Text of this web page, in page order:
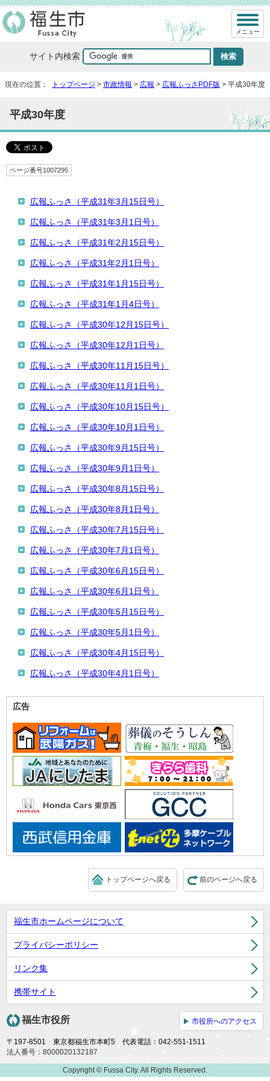
サイト内検索
メニュー
現在の位置： トップページ > 市政情報 > 広報 > 広報ふっさPDF版 > 平成30年度
平成30年度
ページ番号1007295
広報ふっさ（平成31年3月15日号）
広報ふっさ（平成31年3月1日号）
広報ふっさ（平成31年2月15日号）
広報ふっさ（平成31年2月1日号）
広報ふっさ（平成31年1月15日号）
広報ふっさ（平成31年1月4日号）
広報ふっさ（平成30年12月15日号）
広報ふっさ（平成30年12月1日号）
広報ふっさ（平成30年11月15日号）
広報ふっさ（平成30年11月1日号）
広報ふっさ（平成30年10月15日号）
広報ふっさ（平成30年10月1日号）
広報ふっさ（平成30年9月15日号）
広報ふっさ（平成30年9月1日号）
広報ふっさ（平成30年8月15日号）
広報ふっさ（平成30年8月1日号）
広報ふっさ（平成30年7月15日号）
広報ふっさ（平成30年7月1日号）
広報ふっさ（平成30年6月15日号）
広報ふっさ（平成30年6月1日号）
広報ふっさ（平成30年5月15日号）
広報ふっさ（平成30年5月1日号）
広報ふっさ（平成30年4月15日号）
広報ふっさ（平成30年4月1日号）
広告
前のページへ戻る
トップページへ戻る
福生市ホームページについて
プライバシーポリシー
リンク集
携帯サイト
福生市役所 市役所へのアクセス
〒197-8501 東京都福生市本町5 代表電話：042-551-1511
法人番号：8000020132187
Copyright © Fussa City. All Rights Reserved.